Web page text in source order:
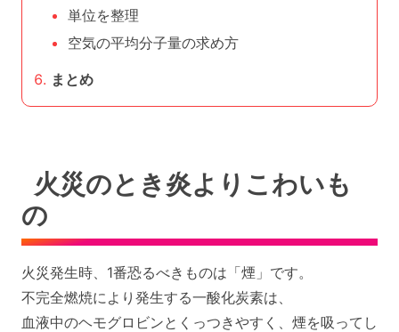
単位を整理
空気の平均分子量の求め方
まとめ
火災のとき炎よりこわいも
の
火災発生時、1番恐るべきものは「煙」です。
不完全燃焼により発生する一酸化炭素は、
血液中のヘモグロビンとくっつきやすく、煙を吸ってし